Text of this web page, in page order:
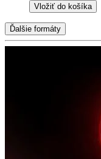
Vložiť do košíka
Ďalšie formáty